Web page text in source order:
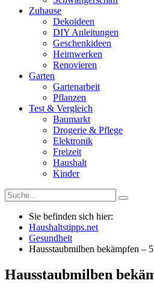
Zuhause
Dekoideen
DIY Anleitungen
Geschenkideen
Heimwerken
Renovieren
Garten
Gartenarbeit
Pflanzen
Test & Vergleich
Baumarkt
Drogerie & Pflege
Elektronik
Freizeit
Haushalt
Kinder
Sie befinden sich hier:
Haushaltstipps.net
Gesundheit
Hausstaubmilben bekämpfen –
Hausstaubmilben